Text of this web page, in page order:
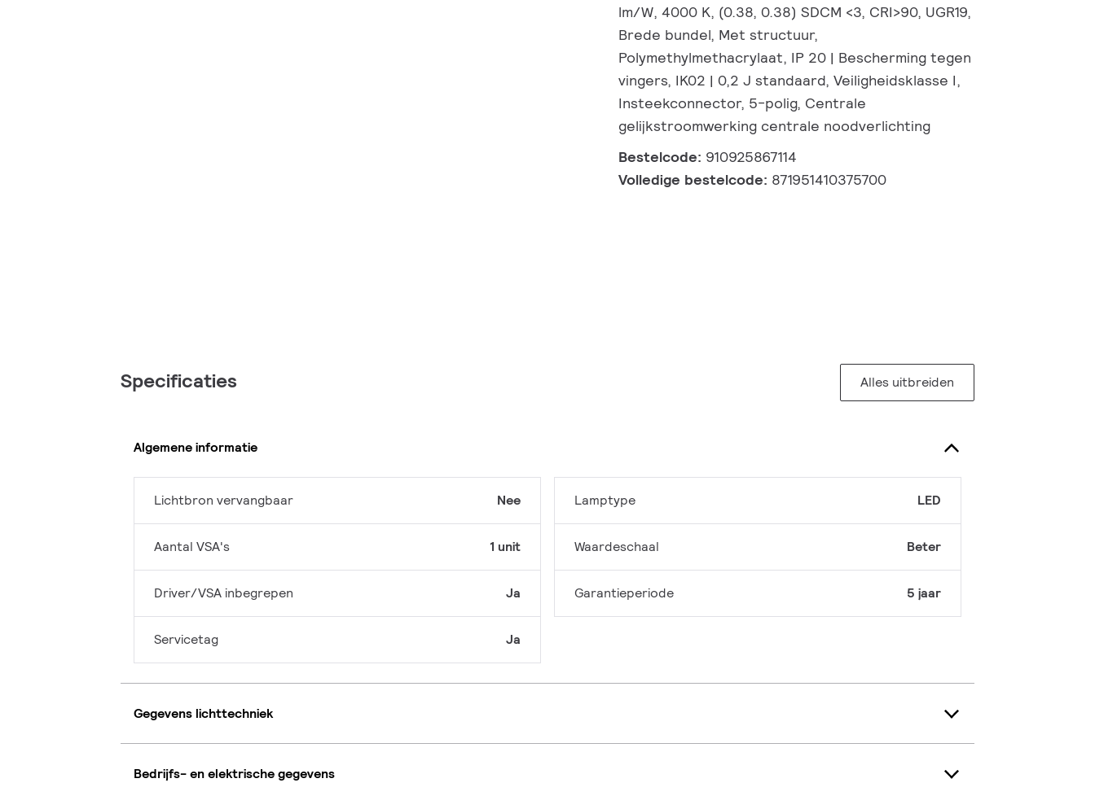
lm/W, 4000 K, (0.38, 0.38) SDCM <3, CRI>90, UGR19,
Brede bundel, Met structuur,
Polymethylmethacrylaat, IP 20 | Bescherming tegen
vingers, IK02 | 0,2 J standaard, Veiligheidsklasse I,
Insteekconnector, 5-polig, Centrale
gelijkstroomwerking centrale noodverlichting
Bestelcode: 910925867114
Volledige bestelcode: 871951410375700
Specificaties Alles uitbreiden
Algemene informatie
Lichtbron vervangbaar Nee
Aantal VSA's 1 unit
Driver/VSA inbegrepen Ja
Servicetag Ja
Lamptype LED
Waardeschaal Beter
Garantieperiode 5 jaar
Gegevens lichttechniek
Bedrijfs- en elektrische gegevens